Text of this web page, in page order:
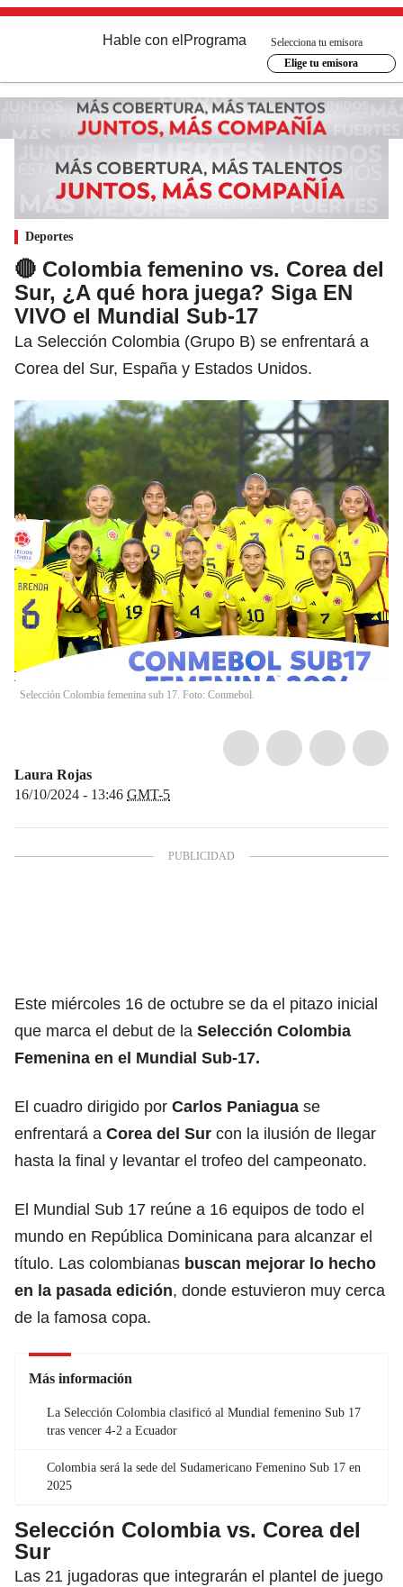
Hable con el Programa
Selecciona tu emisora
Elige tu emisora
Deportes
🔴 Colombia femenino vs. Corea del
Sur, ¿A qué hora juega? Siga EN
VIVO el Mundial Sub-17
La Selección Colombia (Grupo B) se enfrentará a
Corea del Sur, España y Estados Unidos.
Selección Colombia femenina sub 17. Foto: Conmebol.
Laura Rojas
16/10/2024 - 13:46 GMT-5
Este miércoles 16 de octubre se da el pitazo inicial
que marca el debut de la Selección Colombia
Femenina en el Mundial Sub-17.
El cuadro dirigido por Carlos Paniagua se
enfrentará a Corea del Sur con la ilusión de llegar
hasta la final y levantar el trofeo del campeonato.
El Mundial Sub 17 reúne a 16 equipos de todo el
mundo en República Dominicana para alcanzar el
título. Las colombianas buscan mejorar lo hecho
en la pasada edición, donde estuvieron muy cerca
de la famosa copa.
Más información
La Selección Colombia clasificó al Mundial femenino Sub 17
tras vencer 4-2 a Ecuador
Colombia será la sede del Sudamericano Femenino Sub 17 en
2025
Selección Colombia vs. Corea del
Sur
Las 21 jugadoras que integrarán el plantel de juego